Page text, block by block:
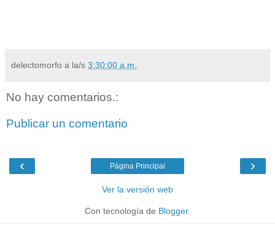
delectomorfo a la/s 3:30:00 a.m.
No hay comentarios.:
Publicar un comentario
‹ ›
Página Principal
Ver la versión web
Con tecnología de Blogger.